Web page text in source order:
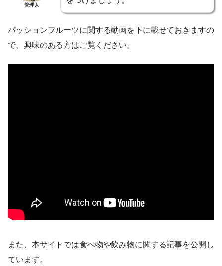
管理人
パッションフルーツに関する動画を下に載せておきますの
で、興味のある方はご覧ください。
また、本サイトでは食べ物や飲み物に関する記事を公開し
ています。